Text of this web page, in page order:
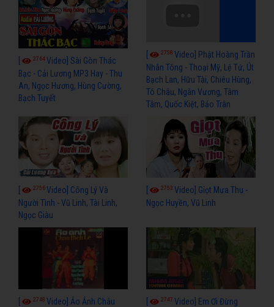
2764Video] Sài Gòn Thác
Bạc - Cải Lương MP3 Hay - Thu
An, Ngọc Hương, Hùng Cường,
Bạch Tuyết
[ 2758 Video] Phật Hoàng Trần
Nhân Tông - Thoại Mỹ, Lệ Tứ, Út
Bạch Lan, Hữu Tài, Chiêu Hùng,
Tô Châu, Ngân Vương, Tâm
Tâm, Quốc Kiệt, Bảo Trân
2756Video] Công Lý Và
Người Tình - Vũ Linh, Tài Linh,
Ngọc Giàu
2753 Video] Giọt Mưa Thu -
Ngọc Huyền, Vũ Linh
2748 Video] Ảo Ảnh Châu
2747 Video] Em Ơi Đừng